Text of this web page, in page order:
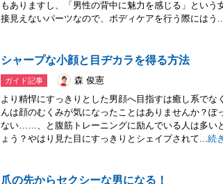
もありますし、「男性の背中に魅力を感じる」とい
接見えないパーツなので、ボディケアを行う際にはう
シャープな小顔と目ヂカラを得る方法
ガイド記事
森 俊憲
より精悍にすっきりとした男顔へ目指すは癒し系でな
んは顔のむくみが気になったことはありませんか？ぽ
ない……、と腹筋トレーニングに励んでいる人は多い
ょう？やはり見た目にすっきりとシェイプされて...続
爪の先からセクシーな男になる！